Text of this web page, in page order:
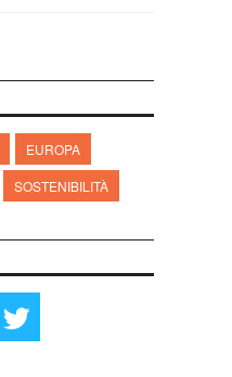
EUROPA
SOSTENIBILITÀ